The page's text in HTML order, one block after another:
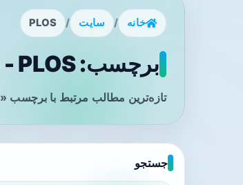
خانه / سایت /
PLOS
برچسب: PLOS - صفحه 2
تازه‌ترین مطالب مرتبط با برچسب «PLOS» را در این صفحه مشاهده می‌کنید.
جستجو